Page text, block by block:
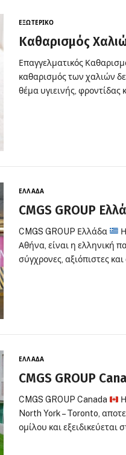
ΕΞΩΤΕΡΙΚΌ
Καθαρισμός
Επαγγελματικός
καθαρισμός των χαλιών
θέμα υγιεινής,
ΕΛΛΆΔΑ
CMGS GROUP
CMGS GROUP Ελλάδα
Αθήνα, είναι η ελληνική
σύγχρονες, αξιόπιστες
ΕΛΛΆΔΑ
CMGS GROUP
CMGS GROUP Canada
North York – Toronto,
ομίλου και εξειδικεύεται